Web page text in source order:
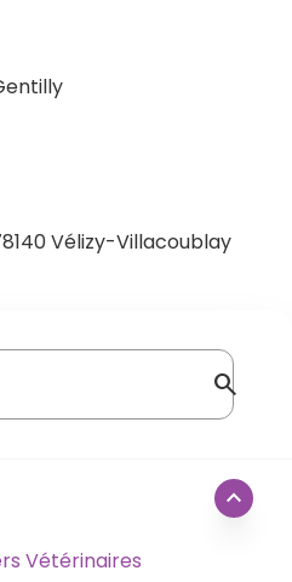
search
expand_less
Vétérinaires
Vélizy-Villacoublay